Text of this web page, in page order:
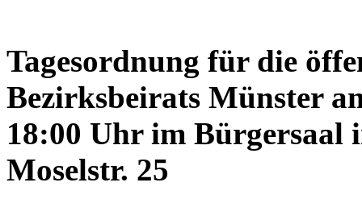
Tagesordnung für die
Bezirksbeirats Münster
18:00 Uhr im
Moselstr. 25